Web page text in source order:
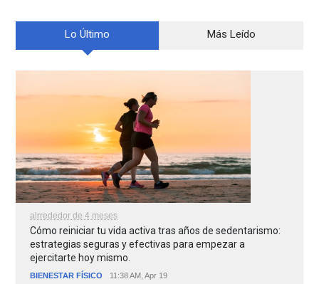
Lo Último Más Leído
alrrededor de 4 meses
Cómo reiniciar tu vida activa tras años de sedentarismo:
estrategias seguras y efectivas para empezar a
ejercitarte hoy mismo.
BIENESTAR FÍSICO 11:38 AM, Apr 19